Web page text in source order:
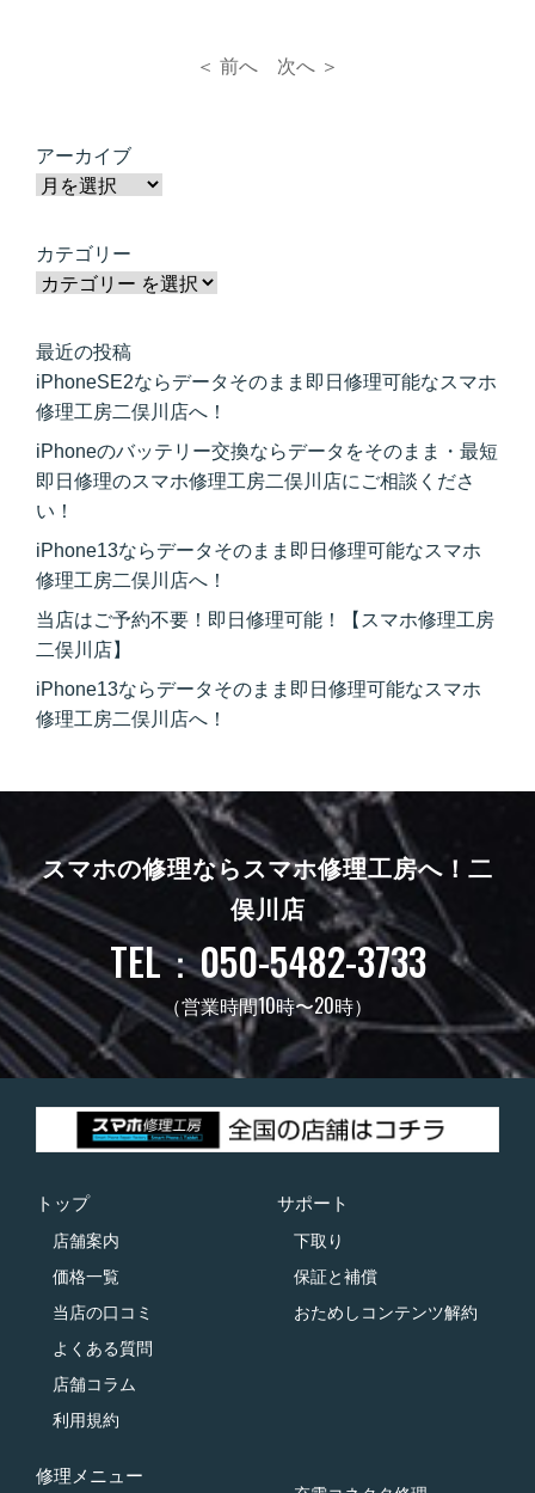
＜ 前へ 次へ ＞
アーカイブ
カテゴリー
最近の投稿
iPhoneSE2ならデータそのまま即日修理可能なスマホ
修理工房二俣川店へ！
iPhoneのバッテリー交換ならデータをそのまま・最短
即日修理のスマホ修理工房二俣川店にご相談くださ
い！
iPhone13ならデータそのまま即日修理可能なスマホ
修理工房二俣川店へ！
当店はご予約不要！即日修理可能！【スマホ修理工房
二俣川店】
iPhone13ならデータそのまま即日修理可能なスマホ
修理工房二俣川店へ！
スマホの修理ならスマホ修理工房へ！ 二
俣川店
TEL：050-5482-3733
（営業時間10時〜20時）
トップ
店舗案内
価格一覧
当店の口コミ
よくある質問
店舗コラム
利用規約
サポート
下取り
保証と補償
おためしコンテンツ解約
修理メニュー